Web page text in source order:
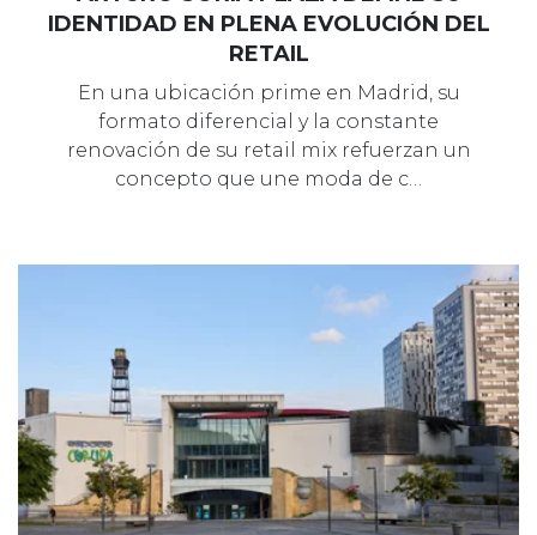
IDENTIDAD EN PLENA EVOLUCIÓN DEL
RETAIL
En una ubicación prime en Madrid, su
formato diferencial y la constante
renovación de su retail mix refuerzan un
concepto que une moda de c…